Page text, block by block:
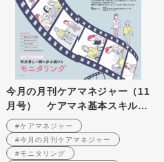
今月の月刊ケアマネジャー（11
月号） ケアマネ基本スキルア
ップシリーズ（5） 利用者と一
緒に歩み続ける モニタリング
#ケアマネジャー
#今月の月刊ケアマネジャー
#モニタリング